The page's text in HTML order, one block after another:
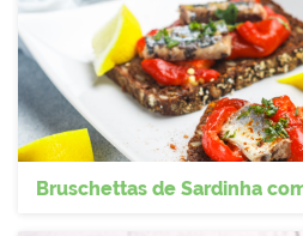
Bruschettas de Sardinha